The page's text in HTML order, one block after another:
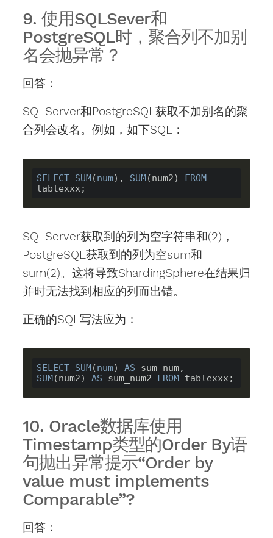
9. 使用SQLSever和
PostgreSQL时，聚合列不加别
名会抛异常？
回答：
SQLServer和PostgreSQL获取不加别名的聚
合列会改名。例如，如下SQL：
SELECT SUM(num), SUM(num2) FROM
SQLServer获取到的列为空字符串和(2)，
PostgreSQL获取到的列为空sum和
sum(2)。这将导致ShardingSphere在结果归
并时无法找到相应的列而出错。
正确的SQL写法应为：
SELECT SUM(num) AS
SUM(num2) AS sum_num2 FROM
10. Oracle数据库使用
Timestamp类型的Order By语
句抛出异常提示“Order by
value must implements
Comparable”?
回答：